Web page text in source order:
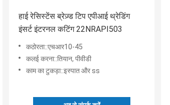
हाई रेसिस्टेंस ब्रेज़्ड टिप एपीआई थ्रेडिंग
इंसर्ट इंटरनल कटिंग 22NRAPI503
कठोरता::एचआर10-45
कलई करना::तियान, पीवीडी
काम का टुकड़ा::इस्पात और ss